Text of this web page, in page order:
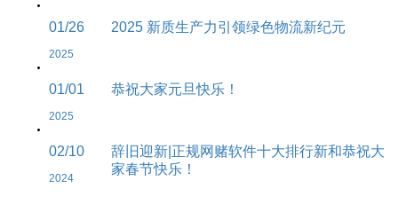
01/26
2025
2025 新质生产力引领绿色物流新纪元
01/01
2025
恭祝大家元旦快乐！
02/10
2024
辞旧迎新|正规网赌软件十大排行新和恭祝大
家春节快乐！